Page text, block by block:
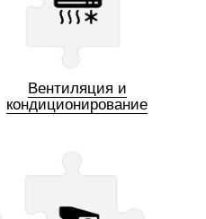
Вентиляция и
кондиционирование